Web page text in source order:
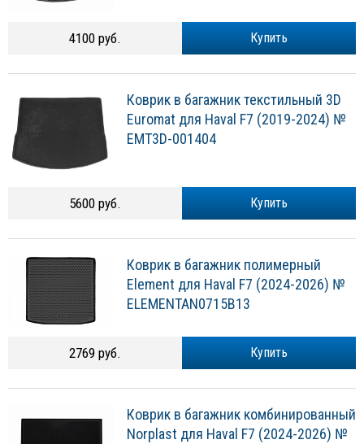
Купить
4100 руб.
Коврик в багажник текстильный 3D
Euromat для Haval F7 (2019-2024) №
EMT3D-001404
Купить
5600 руб.
Коврик в багажник полимерный
Element для Haval F7 (2024-2026) №
ELEMENTAN0715B13
Купить
2769 руб.
Коврик в багажник комбинированный
Norplast для Haval F7 (2024-2026) №